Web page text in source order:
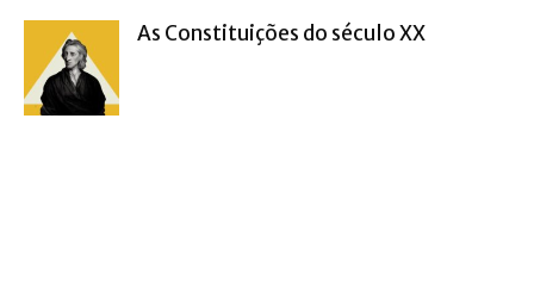
As Constituições do século XX